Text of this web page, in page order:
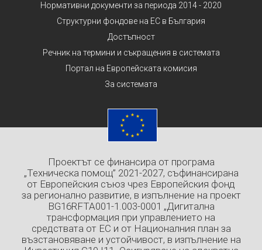
Нормативни документи за периода 2014 - 2020
Структурни фондове на ЕС в България
Достъпност
Речник на термини и съкращения в системата
Портал на Европейската комисия
За системата
Проектът се финансира от програма
„Техническа помощ” 2021-2027, съфинансирана
от Европейския съюз чрез Европейския фонд
за регионално развитие, в изпълнение на проект
BG16RFTA001-1.003-0001 „Дигитална
трансформация при управлението на
средствата от ЕС и от Националния план за
възстановяване и устойчивост, в изпълнение на